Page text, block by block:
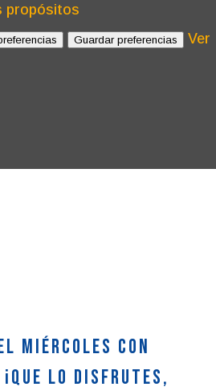
propósitos
Guardar preferencias
Ver
miércoles con
lo disfrutes,